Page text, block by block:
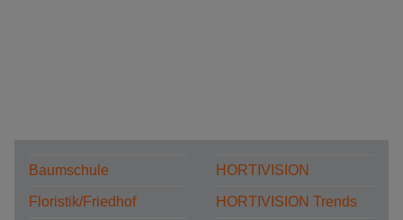
Baumschule
Floristik/Friedhof
HORTIVISION
HORTIVISION Trends